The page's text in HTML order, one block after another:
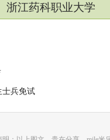
浙江药科职业大学
士兵免试